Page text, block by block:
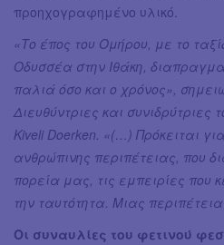
προηχογραφημένο υλικό.
«Το έπος του Ομήρου, με το
Οδυσσέα στην Ιθάκη,
παλιά όσο και ο χρόνος»,
Διευθύντριες και συνιδρύτριες
Kiveli Doerken. «(…) Πρόκειται
ανθρώπινης περιπέτειας, που
πορεία μας, τις εμπειρίες που
την ταυτότητα. Μιας
Οι συναυλίες του φετινού